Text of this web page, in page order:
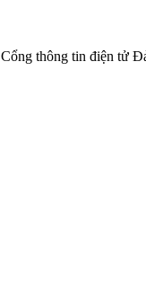
Cổng thông tin điện tử